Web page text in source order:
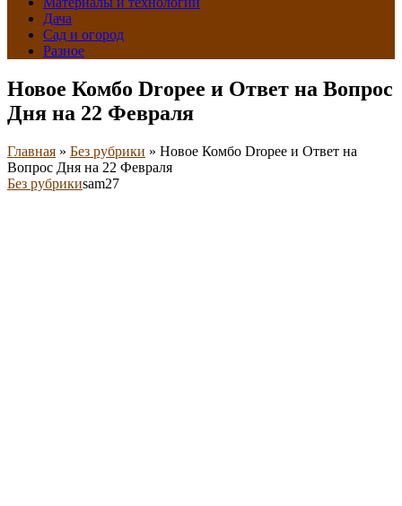
Дача
Сад и огород
Разное
Новое Комбо Dropee и Ответ на Вопрос
Дня на 22 Февраля
Главная » Без рубрики » Новое Комбо Dropee и Ответ на
Вопрос Дня на 22 Февраля
Без рубрикиsam27